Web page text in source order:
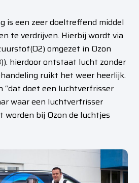
is een zeer doeltreffend middel
te verdrijven. Hierbij wordt via
omgezet in Ozon
hierdoor ontstaat lucht zonder
ruikt het weer heerlijk.
“dat doet een luchtverfrisser
waar een luchtverfrisser
bij Ozon de luchtjes